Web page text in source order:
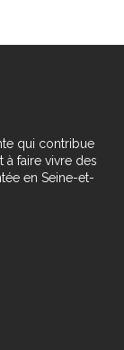
qui contribue
à faire vivre des
en Seine-et-